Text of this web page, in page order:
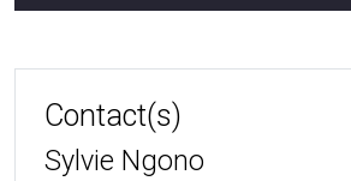
Contact(s)
Sylvie Ngono